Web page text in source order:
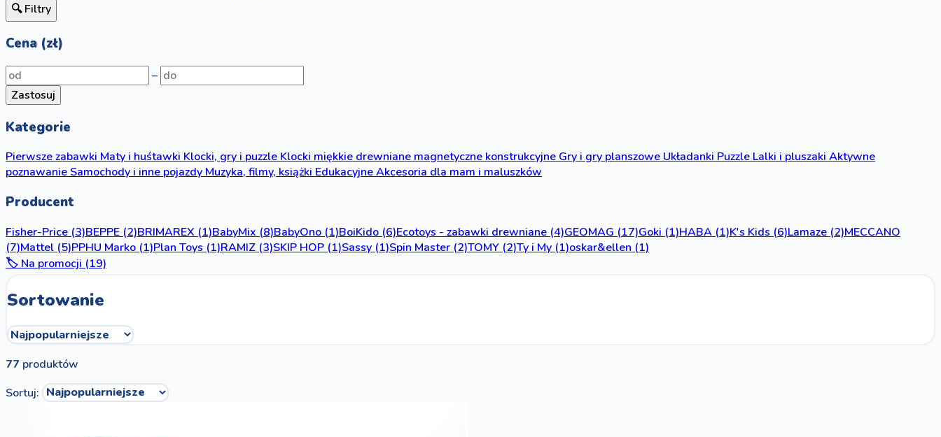
🔍 Filtry
Cena (zł)
–
Zastosuj
Kategorie
Pierwsze zabawkiMaty i huśtawkiKlocki, gry i puzzleKlockimiękkiedrewnianemagnetycznekonstrukcyjneGry i gry planszoweUkładankiPuzzleLalki i pluszakiAktywne
poznawanieSamochody i inne pojazdyMuzyka, filmy, książkiEdukacyjneAkcesoria dla mam i maluszków
Producent
Fisher-Price (3)BEPPE (2)BRIMAREX (1)BabyMix (8)BabyOno (1)BoiKido (6)Ecotoys - zabawki drewniane (4)GEOMAG (17)Goki (1)HABA (1)K's Kids (6)Lamaze (2)MECCANO
(7)Mattel (5)PPHU Marko (1)Plan Toys (1)RAMIZ (3)SKIP HOP (1)Sassy (1)Spin Master (2)TOMY (2)Ty i My (1)oskar&ellen (1)
🏷️ Na promocji (19)
Sortowanie
77 produktów
Sortuj: